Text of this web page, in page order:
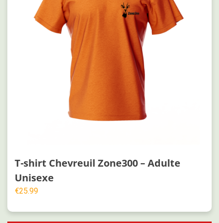
T-shirt Chevreuil Zone300 – Adulte
Unisexe
€25.99